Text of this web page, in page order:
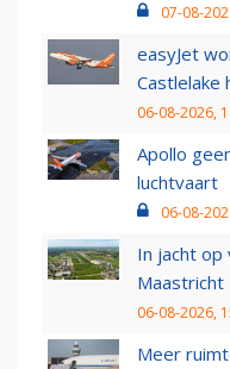
07-08-
easyJet
Castlelake
06-08-2026,
Apollo
luchtvaart
06-08-
In jacht op
Maastricht
06-08-2026,
Meer